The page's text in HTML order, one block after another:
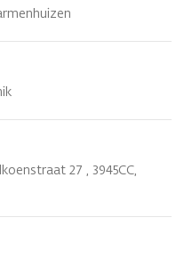
27 , 3945CC,